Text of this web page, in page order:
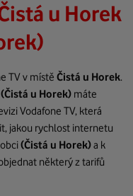
u Horek
TV v místě Čistá u Horek.
(Čistá u Horek) máte
Vodafone TV, která
jakou rychlost internetu
(Čistá u Horek)a k
některý z tarifů